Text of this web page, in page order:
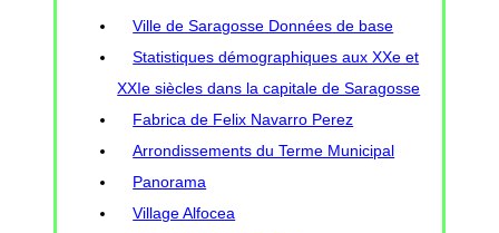
Ville de Saragosse Données de base
Statistiques démographiques aux XXe et
XXIe siècles dans la capitale de Saragosse
Fabrica de Felix Navarro Perez
Arrondissements du Terme Municipal
Panorama
Village Alfocea